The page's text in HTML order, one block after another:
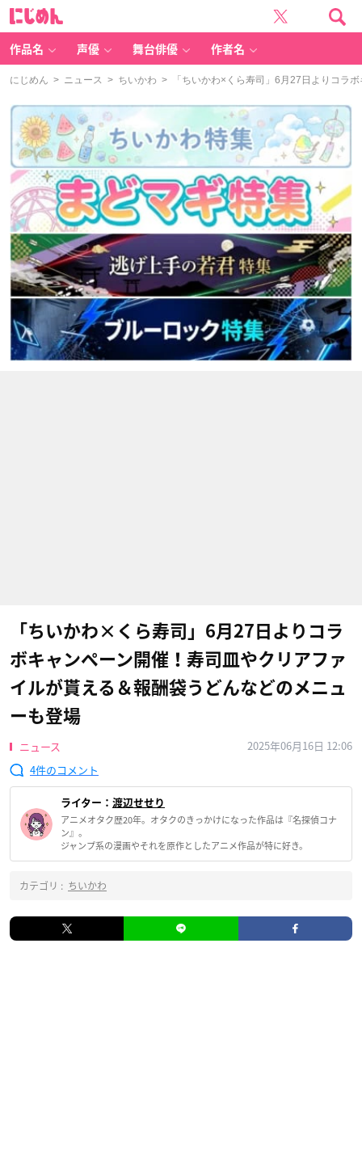
作品名 声優 舞台俳優 作者名
にじめん > ニュース > ちいかわ > 「ちいかわ×くら寿司」6月27日よりコラ
「ちいかわ×くら寿司」6月27日よりコラ
ボキャンペーン開催！寿司皿やクリアファ
イルが貰える＆報酬袋うどんなどのメニュ
ーも登場
ニュース
2025年06月16日 12:06
4
ライター： 渡辺せせり
アニメオタク歴20年。オタクのきっかけになった作品は『名探偵コナ
ン』。
ジャンプ系の漫画やそれを原作としたアニメ作品が特に好き。
カテゴリ : ちいかわ